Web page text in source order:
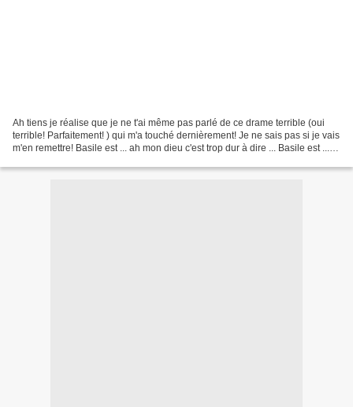
Ah tiens je réalise que je ne t'ai même pas parlé de ce drame terrible (oui
terrible! Parfaitement! ) qui m'a touché dernièrement! Je ne sais pas si je vais
m'en remettre! Basile est ... ah mon dieu c'est trop dur à dire ... Basile est ...